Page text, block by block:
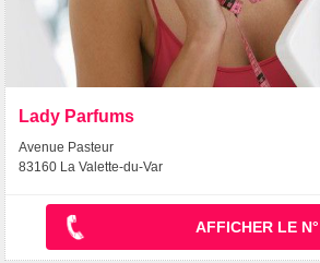
Lady Parfums
Avenue Pasteur
83160 La Valette-du-Var
AFFICHER LE N°